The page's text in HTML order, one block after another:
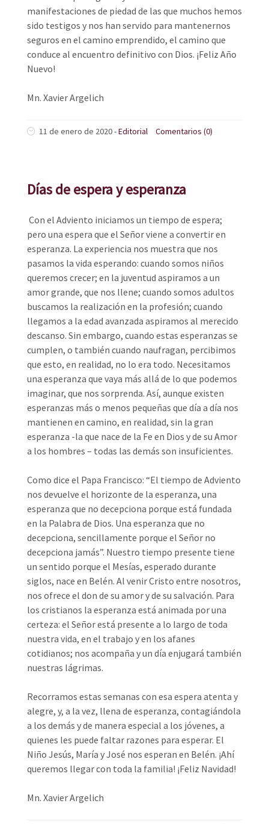
manifestaciones de piedad de las que muchos hemos
sido testigos y nos han servido para mantenernos
seguros en el camino emprendido, el camino que
conduce al encuentro definitivo con Dios. ¡Feliz Año
Nuevo!
Mn. Xavier Argelich
11 de enero de 2020-Editorial Comentarios (0)
Días de espera y esperanza
Con el Adviento iniciamos un tiempo de espera;
pero una espera que el Señor viene a convertir en
esperanza. La experiencia nos muestra que nos
pasamos la vida esperando: cuando somos niños
queremos crecer; en la juventud aspiramos a un
amor grande, que nos llene; cuando somos adultos
buscamos la realización en la profesión; cuando
llegamos a la edad avanzada aspiramos al merecido
descanso. Sin embargo, cuando estas esperanzas se
cumplen, o también cuando naufragan, percibimos
que esto, en realidad, no lo era todo. Necesitamos
una esperanza que vaya más allá de lo que podemos
imaginar, que nos sorprenda. Así, aunque existen
esperanzas más o menos pequeñas que día a día nos
mantienen en camino, en realidad, sin la gran
esperanza -la que nace de la Fe en Dios y de su Amor
a los hombres – todas las demás son insuficientes.
Como dice el Papa Francisco: “El tiempo de Adviento
nos devuelve el horizonte de la esperanza, una
esperanza que no decepciona porque está fundada
en la Palabra de Dios. Una esperanza que no
decepciona, sencillamente porque el Señor no
decepciona jamás”. Nuestro tiempo presente tiene
un sentido porque el Mesías, esperado durante
siglos, nace en Belén. Al venir Cristo entre nosotros,
nos ofrece el don de su amor y de su salvación. Para
los cristianos la esperanza está animada por una
certeza: el Señor está presente a lo largo de toda
nuestra vida, en el trabajo y en los afanes
cotidianos; nos acompaña y un día enjugará también
nuestras lágrimas.
Recorramos estas semanas con esa espera atenta y
alegre, y, a la vez, llena de esperanza, contagiándola
a los demás y de manera especial a los jóvenes, a
quienes les puede faltar razones para esperar. El
Niño Jesús, María y José nos esperan en Belén. ¡Ahí
queremos llegar con toda la familia! ¡Feliz Navidad!
Mn. Xavier Argelich